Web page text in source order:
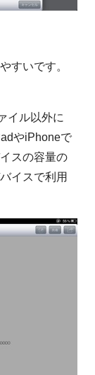
すいです。
イル以外に
やiPhoneで
スの容量の
イスで利用